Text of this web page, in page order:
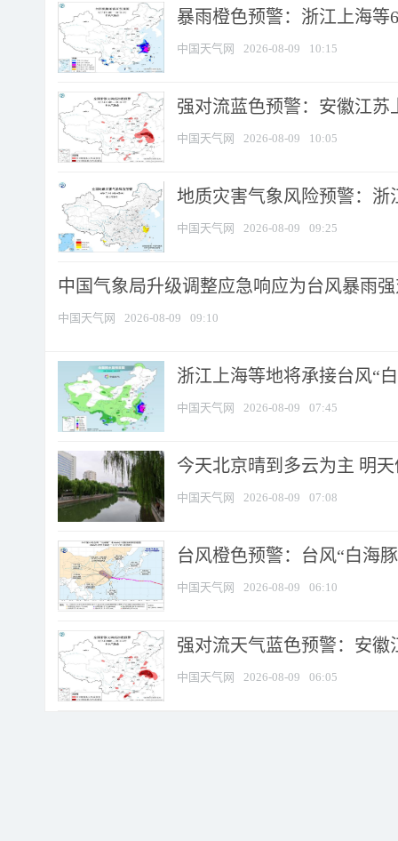
暴雨橙色预警：浙江上海等
中国天气网 2026-08-09 10:15
强对流蓝色预警：安徽江苏
中国天气网 2026-08-09 10:05
地质灾害气象风险预警：浙
中国天气网 2026-08-09 09:25
中国气象局升级调整应急响应为台风暴雨
中国天气网 2026-08-09 09:10
浙江上海等地将承接台风“
中国天气网 2026-08-09 07:45
今天北京晴到多云为主 明
中国天气网 2026-08-09 07:08
台风橙色预警：台风“白海
中国天气网 2026-08-09 06:10
强对流天气蓝色预警：安徽
中国天气网 2026-08-09 06:05